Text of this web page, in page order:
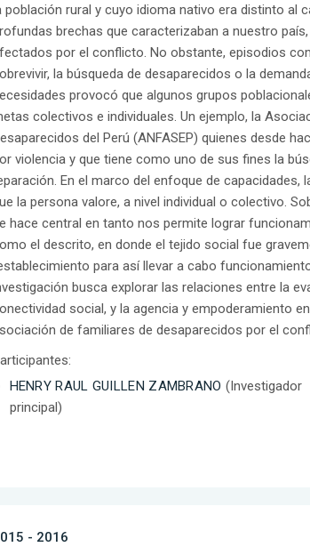
población rural y cuyo idioma nativo era distinto al
brechas que caracterizaban a nuestro
por el conflicto. No obstante, episodios
la búsqueda de desaparecidos o la
provocó que algunos grupos
colectivos e individuales. Un ejemplo, la
del Perú (ANFASEP) quienes desde
violencia y que tiene como uno de sus fines la
En el marco del enfoque de
la persona valore, a nivel individual o colectivo.
hace central en tanto nos permite lograr
el descrito, en donde el tejido social fue
para así llevar a cabo
busca explorar las relaciones entre la
social, y la agencia y empoderamiento
de familiares de desaparecidos por el
HENRY RAUL GUILLEN ZAMBRANO (Investigador
principal)
- 2016